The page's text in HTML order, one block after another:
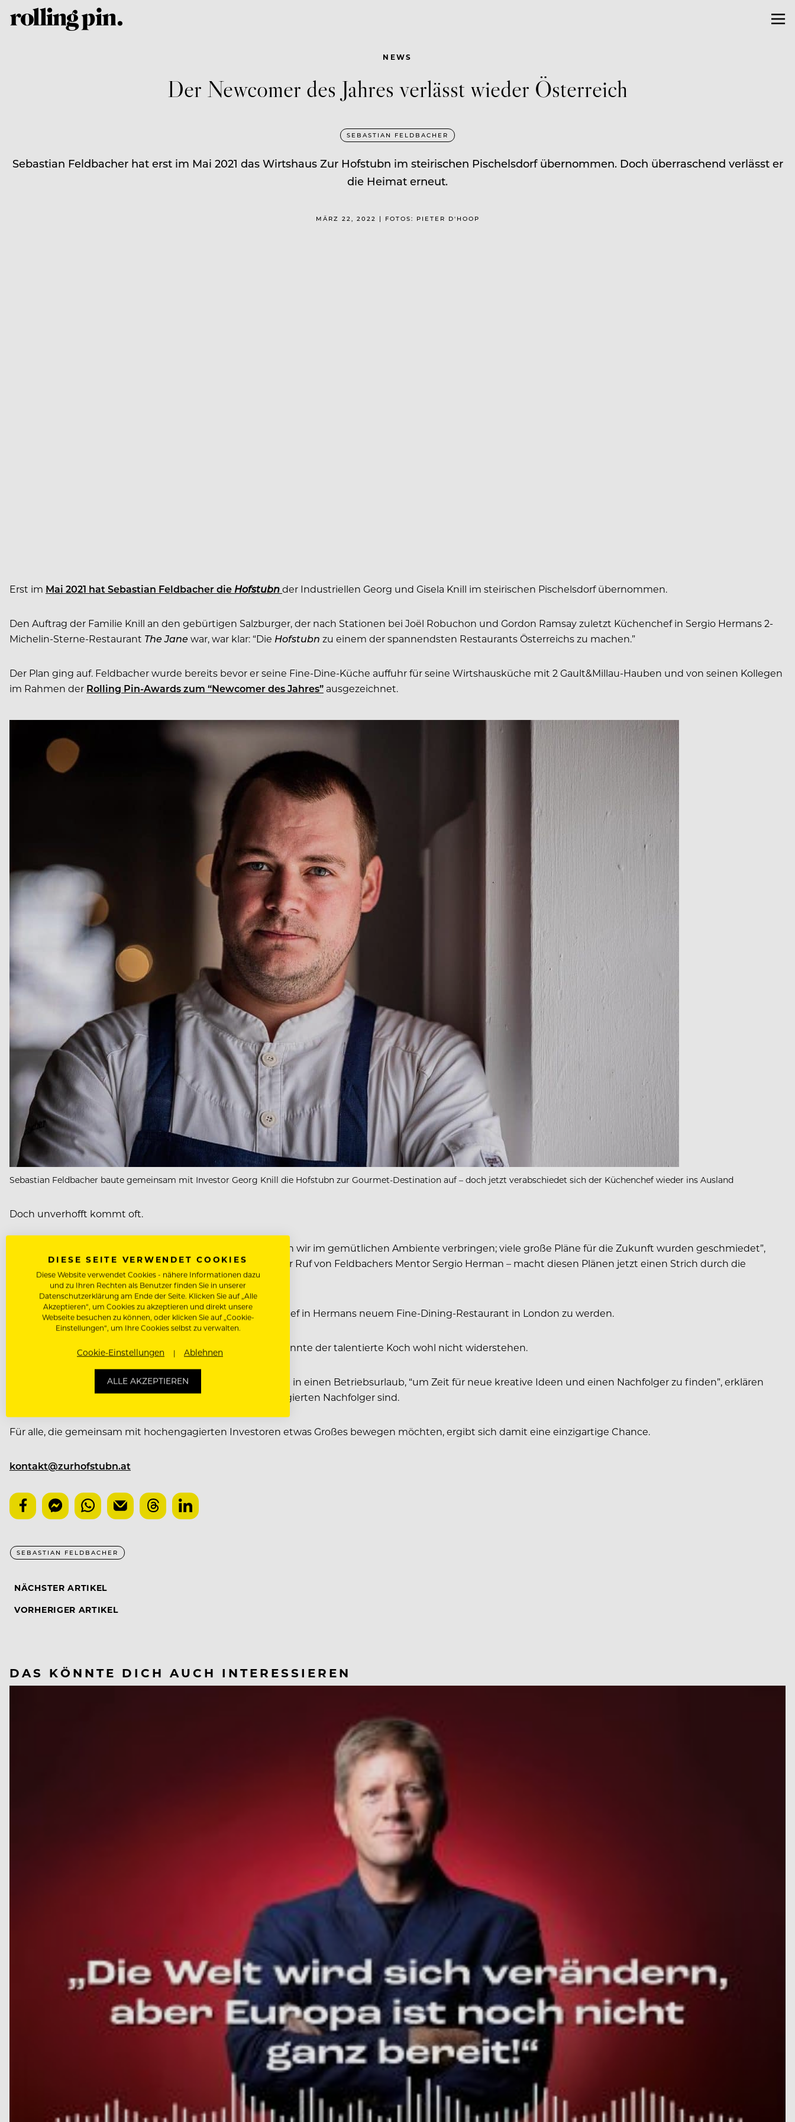
NEWS
Der Newcomer des Jahres verlässt wieder Österreich
SEBASTIAN FELDBACHER
Sebastian Feldbacher hat erst im Mai 2021 das Wirtshaus Zur Hofstubn im steirischen Pischelsdorf übernommen. Doch überraschend verlässt er
die Heimat erneut.
MÄRZ 22, 2022 | FOTOS: PIETER D'HOOP
Erst im Mai 2021 hat Sebastian Feldbacher die Hofstubnder Industriellen Georg und Gisela Knill im steirischen Pischelsdorf übernommen.
Den Auftrag der Familie Knill an den gebürtigen Salzburger, der nach Stationen bei Joël Robuchon und Gordon Ramsay zuletzt Küchenchef in Sergio Hermans 2-
Michelin-Sterne-Restaurant The Janewar, war klar: “Die Hofstubn zu einem der spannendsten Restaurants Österreichs zu machen.”
Der Plan ging auf. Feldbacher wurde bereits bevor er seine Fine-Dine-Küche auffuhr für seine Wirtshausküche mit 2 Gault&Millau-Hauben und von seinen Kollegen
im Rahmen der Rolling Pin-Awards zum “Newcomer des Jahres” ausgezeichnet.
Sebastian Feldbacher baute gemeinsam mit Investor Georg Knill die Hofstubn zur Gourmet-Destination auf – doch jetzt verabschiedet sich der Küchenchef wieder ins Ausland
Doch unverhofft kommt oft.
“Viele schöne Momente mit Familie und Freunden konnten wir im gemütlichen Ambiente verbringen; viele große Pläne für die Zukunft wurden geschmiedet”,
sagt Georg Knill. Der Ruf des Auslands – genauer gesagt der Ruf von Feldbachers Mentor Sergio Herman – macht diesen Plänen jetzt einen Strich durch die
Rechnung.
Feldbacher verlässt Ende April dieHofstubn, um Küchenchef in Hermans neuem Fine-Dining-Restaurant in London zu werden.
Dieser einzigartigen Gelegenheit mit 3-Sterne-Potenzial konnte der talentierte Koch wohl nicht widerstehen.
Und so geht das WirtshausZur Hofstubn
ab 11. April vorerst in einen Betriebsurlaub, “um Zeit für neue kreative Ideen und einen Nachfolger zu finden”, erklären
Georg und Gisela Knill, die auf der Suche nach einem engagierten Nachfolger sind.
Für alle, die gemeinsam mit hochengagierten Investoren etwas Großes bewegen möchten, ergibt sich damit eine einzigartige Chance.
kontakt@zurhofstubn.at
SEBASTIAN FELDBACHER
NÄCHSTER ARTIKEL
VORHERIGER ARTIKEL
DAS KÖNNTE DICH AUCH INTERESSIEREN
DIESE SEITE VERWENDET COOKIES
Diese Website verwendet Cookies - nähere Informationen dazu
und zu Ihren Rechten als Benutzer finden Sie in unserer
Datenschutzerklärung am Ende der Seite. Klicken Sie auf „Alle
Akzeptieren“, um Cookies zu akzeptieren und direkt unsere
Webseite besuchen zu können, oder klicken Sie auf „Cookie-
Einstellungen“, um Ihre Cookies selbst zu verwalten.
Cookie-Einstellungen Ablehnen
ALLE AKZEPTIEREN